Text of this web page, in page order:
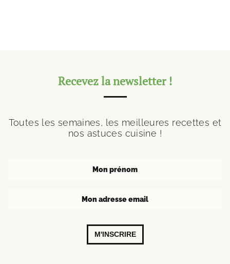
Recevez la newsletter !
Toutes les semaines, les meilleures recettes et
nos astuces cuisine !
M'INSCRIRE